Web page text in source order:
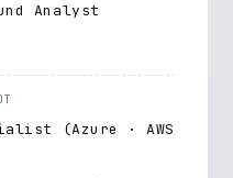
Analyst
(Azure · AWS